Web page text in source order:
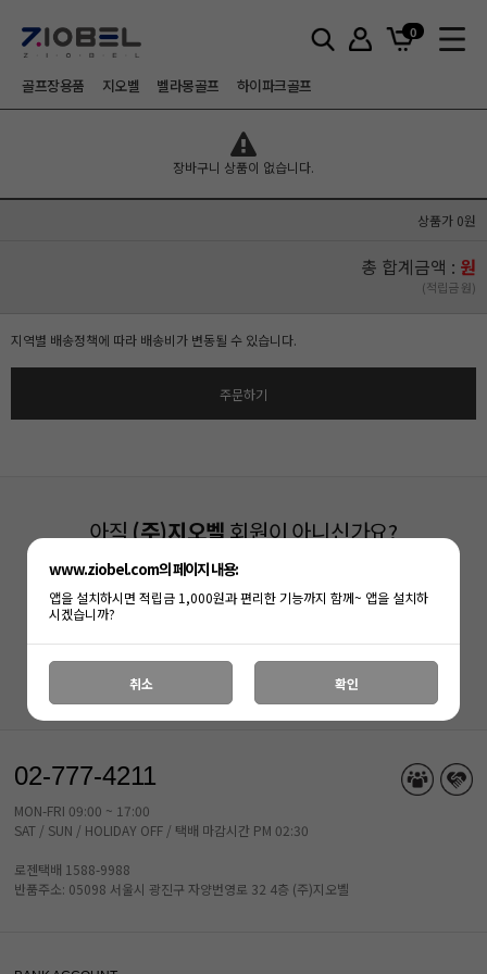
0
골프장용품 지오벨 벨라몽골프 하이파크골프
장바구니
장바구니 상품이 없습니다.
상품가 0원
총 합계금액 : 원
(적립금 원)
지역별 배송정책에 따라 배송비가 변동될 수 있습니다.
주문하기
아직(주)지오벨회원이 아니신가요?
지금 회원가입하시면, 다양한 혜택과 함께
즐거운 쇼핑을 하실수 있습니다.
회원가입 로그인
02-777-4211
MON-FRI 09:00 ~ 17:00
SAT / SUN / HOLIDAY OFF / 택배 마감시간 PM 02:30
로젠택배 1588-9988
반품주소: 05098 서울시 광진구 자양번영로 32 4층 (주)지오벨
www.ziobel.com의 페이지 내용:
앱을 설치하시면 적립금 1,000원과 편리한 기능까지 함께~ 앱을 설치하
시겠습니까?
취소 확인